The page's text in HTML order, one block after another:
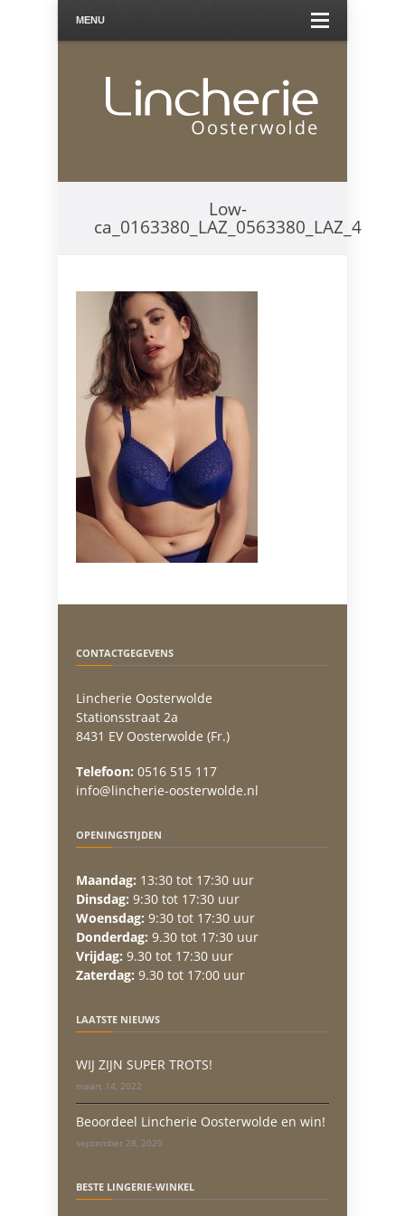
MENU
Low-
ca_0163380_LAZ_0563380_LAZ_4
CONTACTGEGEVENS
Lincherie Oosterwolde
Stationsstraat 2a
8431 EV Oosterwolde (Fr.)
Telefoon: 0516 515 117
info@lincherie-oosterwolde.nl
OPENINGSTIJDEN
Maandag: 13:30 tot 17:30 uur
Dinsdag: 9:30 tot 17:30 uur
Woensdag: 9:30 tot 17:30 uur
Donderdag: 9.30 tot 17:30 uur
Vrijdag: 9.30 tot 17:30 uur
Zaterdag: 9.30 tot 17:00 uur
LAATSTE NIEUWS
WIJ ZIJN SUPER TROTS!
maart 14, 2022
Beoordeel Lincherie Oosterwolde en win!
september 28, 2020
BESTE LINGERIE-WINKEL